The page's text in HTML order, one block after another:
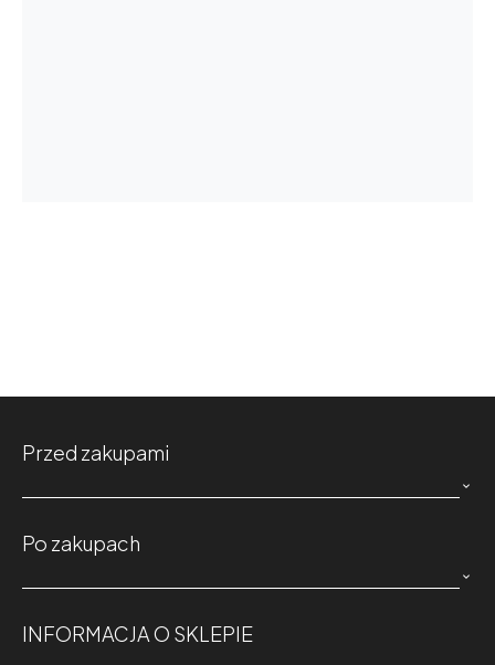
Przed zakupami

Po zakupach

INFORMACJA O SKLEPIE